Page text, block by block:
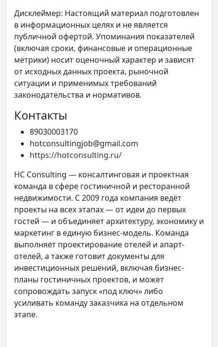
Дисклеймер: Настоящий материал подготовлен
в информационных целях и не является
публичной офертой. Упоминания показателей
(включая сроки, финансовые и операционные
метрики) носит оценочный характер и зависят
от исходных данных проекта, рыночной
ситуации и применимых требований
законодательства и нормативов.
Контакты
89030003170
hotconsultingjob@gmail.com
https://hotconsulting.ru/
HC Consulting — консалтинговая и проектная
команда в сфере гостиничной и ресторанной
недвижимости. С 2009 года компания ведёт
проекты на всех этапах — от идеи до первых
гостей — и объединяет архитектуру, экономику и
маркетинг в единую бизнес-модель. Команда
выполняет проектирование отелей и апарт-
отелей, а также готовит документы для
инвестиционных решений, включая бизнес-
планы гостиничных проектов, и может
сопровождать запуск «под ключ» либо
усиливать команду заказчика на отдельном
этапе.